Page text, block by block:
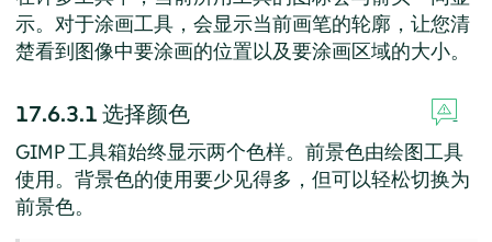
示。对于涂画工具，会显示当前画笔的轮廓，让您清
楚看到图像中要涂画的位置以及要涂画区域的大小。
17.6.3.1选择颜色
GIMP工具箱始终显示两个色样。前景色由绘图工具
使用。背景色的使用要少见得多，但可以轻松切换为
前景色。